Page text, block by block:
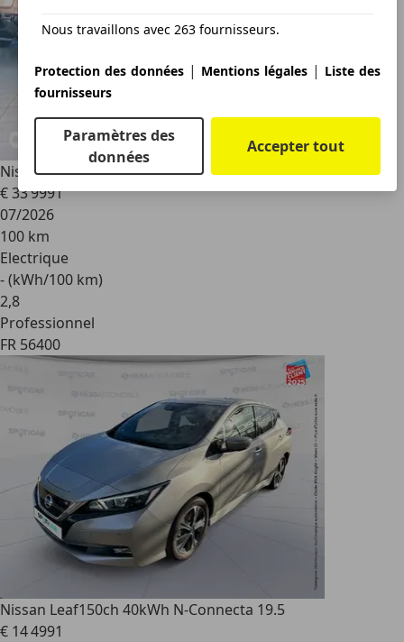
Nissan LeafElectrique 177ch 52kWh Engage +
€ 33 9991
07/2026
100 km
Electrique
- (kWh/100 km)
2,8
Professionnel
FR 56400
Nissan Leaf150ch 40kWh N-Connecta 19.5
€ 14 4991
Nous travaillons avec 263 fournisseurs.
Protection des données | Mentions légales | Liste des
fournisseurs
Paramètres des
données
Accepter tout